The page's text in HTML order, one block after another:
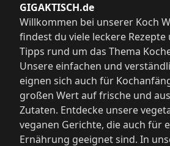
GIGAKTISCH.de
Willkommen bei unserer Koch
findest du viele leckere
Tipps rund um das Thema
Unsere einfachen und
eignen sich auch für
großen Wert auf frische und
Zutaten. Entdecke unsere
veganen Gerichte, die auch für
Ernährung geeignet sind. In